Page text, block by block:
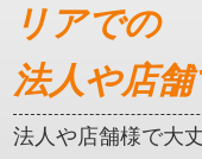
リアでの
法人や店
法人や店舗様で大